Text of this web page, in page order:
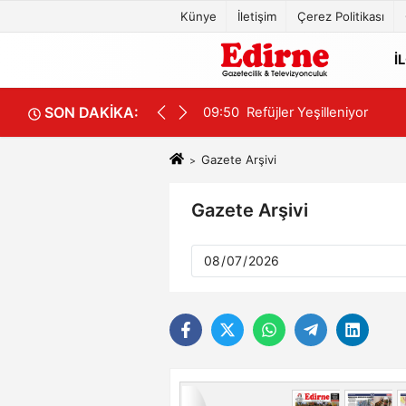
Künye İletişim Çerez Politikası
SON DAKİKA: 09:50 Refüjler Yeşilleniyor
Gazete Arşivi
Gazete Arşivi